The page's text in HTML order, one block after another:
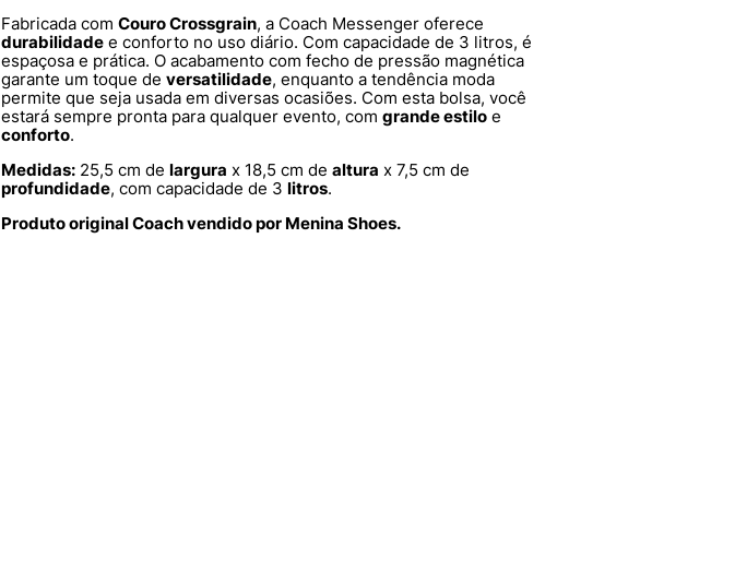
Fabricada com Couro Crossgrain, a Coach Messenger oferece
durabilidade e conforto no uso diário. Com capacidade de 3 litros, é
espaçosa e prática. O acabamento com fecho de pressão magnética
garante um toque de versatilidade, enquanto a tendência moda
permite que seja usada em diversas ocasiões. Com esta bolsa, você
estará sempre pronta para qualquer evento, com grande estilo e
conforto.
Medidas: 25,5 cm de largura x 18,5 cm de altura x 7,5 cm de
profundidade, com capacidade de 3 litros.
Produto original Coach vendido por Menina Shoes.